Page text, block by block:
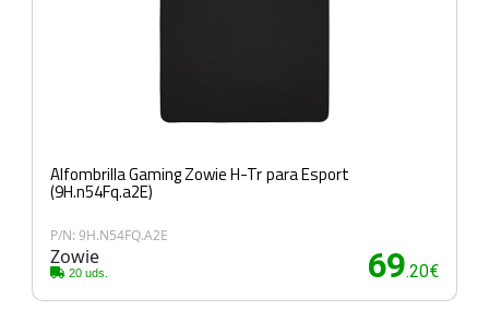
Alfombrilla Gaming Zowie H-Tr para Esport
(9H.n54Fq.a2E)
P/N: 9H.N54FQ.A2E
Zowie
20 uds. 69.20€